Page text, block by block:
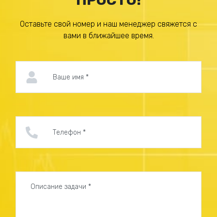
Композит (алюминий и пластик) – легко поддается
можно мыть. Из него можно сделать конструкцию
Металлический профиль легкий, прочный и тоже
устойчив к воздействию окружающей среды.
Чтобы поверхность не страдала от коррозии, ее
ПВХ – листы просто резать и скреплять детали, в
целом конструкция получается легкой. ПВХ
Оставьте свой номер и наш менеджер свяжется с
вами в ближайшее время.